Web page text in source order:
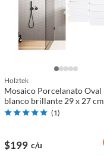
Holztek
Mosaico Porcelanato Oval
blanco brillante 29 x 27 cm
(1)
$199 c/u